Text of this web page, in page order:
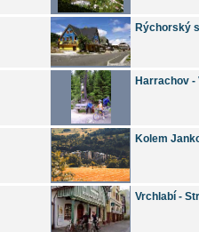
Rýchorský
Harrachov -
Kolem
Vrchlabí -